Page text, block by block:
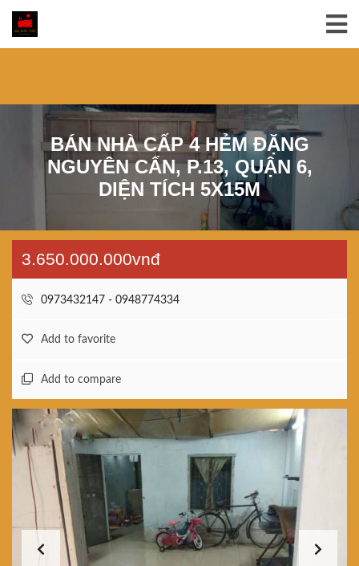
BÁN NHÀ CẤP 4 HẺM ĐẶNG
NGUYÊN CẨN, P.13, QUẬN 6,
DIỆN TÍCH 5X15M
3.650.000.000vnđ
0973432147 - 0948774334
Add to favorite
Add to compare